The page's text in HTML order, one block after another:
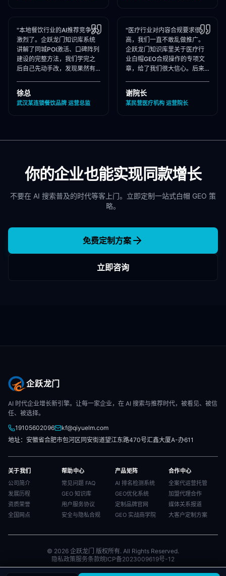
"本地餐饮行业的AI推荐竞争太
激烈了。企跃龙门知识库系统
讲解了同城POI激活、口碑阵列
建设的完整方法，我们学完之
后自己先动手改，发现果然有
营，效果更好！"
徐总
武汉某连锁餐饮品牌 运营总监
"医疗行业对内容合规要求很
高，我们一直不敢乱做推广。
企跃龙门知识库里关于医疗行
业白帽GEO合规操作的专项文
章，给了我们很大信心。后来
行合规承诺，非常专业！"
谢院长
某民营医疗机构 运营院长
你的企业也能实现同款增长
不要在 AI 搜索普及的时代等客上门。立即定制一站式白帽 GEO 策
略。
免费定制方案
立即咨询
企跃龙门
AI 时代企业增长新引擎。让每一家企业，在 AI 搜索与推荐时代，被看见、被信
任、被选择。
19105602096
kf@qiyuelm.com
地址：安徽省合肥市包河区同安街道望江东路470号汇鑫大厦A-办611
关于我们
公司简介
发展历程
资质荣誉
全国网点
帮助中心
常见问题 FAQ
GEO 知识库
用户服务协议
安全与隐私合规
产品矩阵
AI 排名检测系统
GEO优化系统
定制品牌官网
GEO 实战商学院
合作中心
全案代运营托管
加盟代理合作
媒体关系报道
大客户定制方案
© 2026 企跃龙门 版权所有. All Rights Reserved.
隐私政策服务条款皖ICP备2023009619号-12